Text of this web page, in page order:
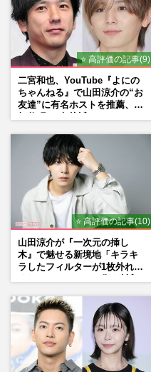
⭐ 高評価の記事(9)
二宮和也、YouTube『よにの
ちゃんねる』で山田涼介の“お
友達”に有名ホストを推薦、歌
⭐ 高評価の記事(10)
山田涼介が『一次元の挿し
木』で魅せる新境地「キラキ
ラしたフィルターが1枚外れて